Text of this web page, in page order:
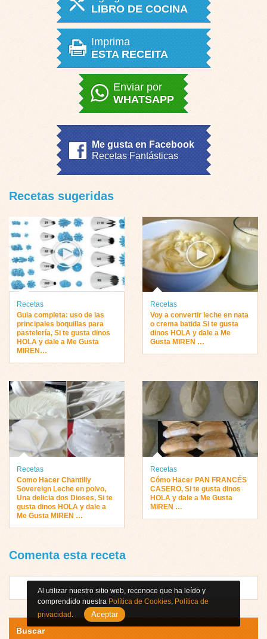
LIBRO DE COCINA
Imprima
ESTA RECEITA
Enviar por
WHATSAPP
Me gusta en Facebook
Recetas Fantásticas
Recetas sugeridas
Recetas
Guia completa: uso de las
principales boquillas para
pastelería, Si te gusta dinos
HOLA y dale a Me Gusta
MIREN…
Recetas
Voy a convertir leche en nata
o crema batida Si te gusta
dinos HOLA y dale a Me
Gusta MIREN …
Recetas
Como Hacer Chantilly
Sovereign Leche en polvo,
Una delicia dos Dioses, Si te
gusta dinos HOLA y dale a
Me Gusta MIREN …
Recetas
Cómo Hacer PAN FRANCÉS
CASERO, Si te gusta dinos
HOLA y dale a Me Gusta
MIREN …
Comenta esta receta
Buscar
Al utilizar nuestro sitio web, reconoce que ha leído y
comprendido nuestra Política de Cookies, Política de
privacidad . Aceptar